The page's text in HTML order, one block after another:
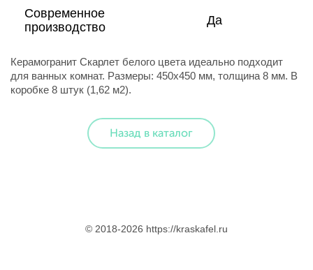
Современное
производство
Да
Керамогранит Скарлет белого цвета идеально подходит
для ванных комнат. Размеры: 450x450 мм, толщина 8 мм. В
коробке 8 штук (1,62 м2).
Назад в каталог
© 2018-2026 https://kraskafel.ru